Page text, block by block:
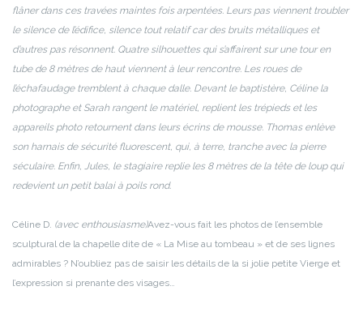
flâner dans ces travées maintes fois arpentées. Leurs pas viennent troubler
le silence de l’édifice, silence tout relatif car des bruits métalliques et
d’autres pas résonnent. Quatre silhouettes qui s’affairent sur une tour en
tube de 8 mètres de haut viennent à leur rencontre. Les roues de
l’échafaudage tremblent à chaque dalle. Devant le baptistère, Céline la
photographe et Sarah rangent le matériel, replient les trépieds et les
appareils photo retournent dans leurs écrins de mousse. Thomas enlève
son harnais de sécurité fluorescent, qui, à terre, tranche avec la pierre
séculaire. Enfin, Jules, le stagiaire replie les 8 mètres de la tête de loup qui
redevient un petit balai à poils rond.
Céline D. (avec enthousiasme)Avez-vous fait les photos de l’ensemble
sculptural de la chapelle dite de « La Mise au tombeau » et de ses lignes
admirables ? N’oubliez pas de saisir les détails de la si jolie petite Vierge et
l’expression si prenante des visages…